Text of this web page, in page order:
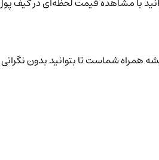
همراه شماست تا بتوانید بدون نگرانی